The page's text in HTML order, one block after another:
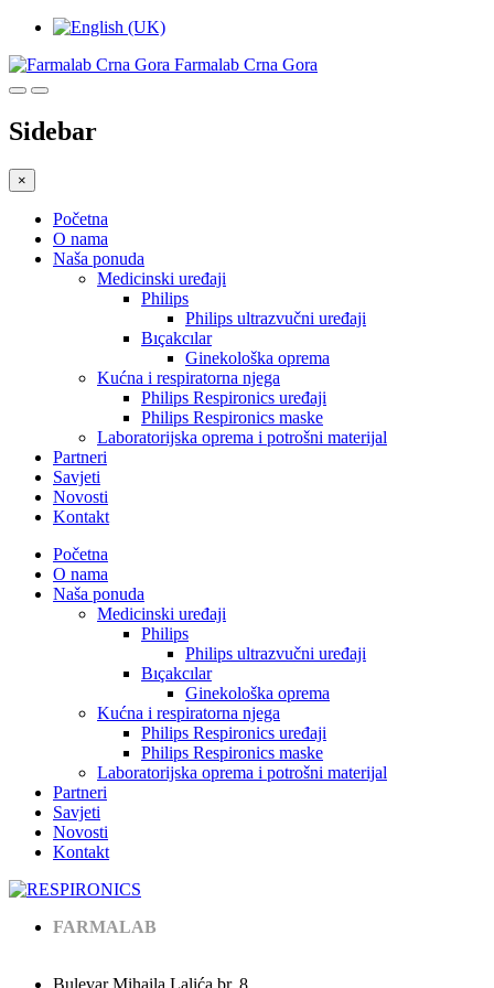
Farmalab Crna Gora
Sidebar
×
Početna
O nama
Naša ponuda
Medicinski uređaji
Philips
Philips ultrazvučni uređaji
Bıçakcılar
Ginekološka oprema
Kućna i respiratorna njega
Philips Respironics uređaji
Philips Respironics maske
Laboratorijska oprema i potrošni materijal
Partneri
Savjeti
Novosti
Kontakt
Početna
O nama
Naša ponuda
Medicinski uređaji
Philips
Philips ultrazvučni uređaji
Bıçakcılar
Ginekološka oprema
Kućna i respiratorna njega
Philips Respironics uređaji
Philips Respironics maske
Laboratorijska oprema i potrošni materijal
Partneri
Savjeti
Novosti
Kontakt
FARMALAB
Bulevar Mihaila Lalića br. 8